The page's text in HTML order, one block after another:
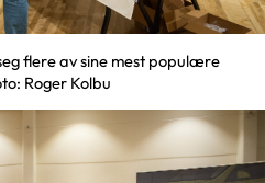
flere av sine mest populære
Roger Kolbu